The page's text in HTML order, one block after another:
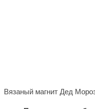
Вязаный магнит Дед